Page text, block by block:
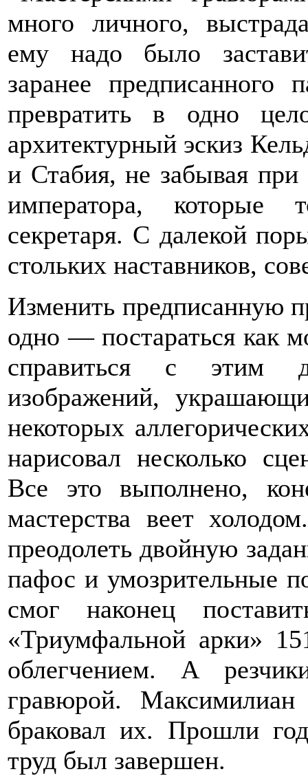
много личного,
ему надо было
заранее предписанного
превратить в одно
архитектурный эскиз
и Стабия, не забывая
императора, которые
секретаря. С далекой
стольких наставников,
Изменить предписанную
одно — постараться как
справиться с этим
изображений,
некоторых
нарисовал несколько
Все это выполнено,
мастерства веет
преодолеть двойную
пафос и умозрительные
смог наконец
«Триумфальной арки»
облегчением. А
гравюрой.
браковал их. Прошли
труд был завершен.